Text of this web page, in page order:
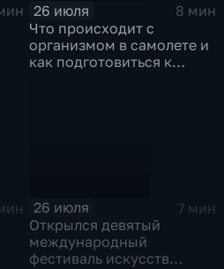
26 июля
8 мин
Что происходит с
организмом в самолете и
как подготовиться к
26 июля
7 мин
Открылся девятый
международный
фестиваль искусств